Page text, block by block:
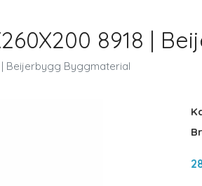
8918 |
| Beijerbygg Byggmaterial